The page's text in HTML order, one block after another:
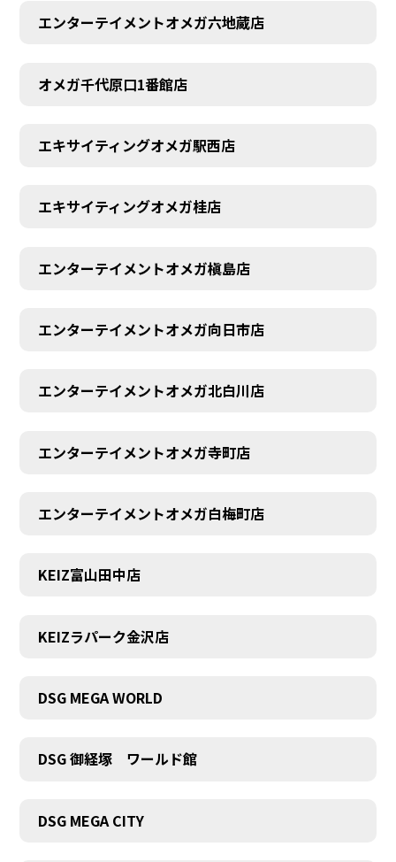
エンターテイメントオメガ六地蔵店
オメガ千代原口1番館店
エキサイティングオメガ駅西店
エキサイティングオメガ桂店
エンターテイメントオメガ槇島店
エンターテイメントオメガ向日市店
エンターテイメントオメガ北白川店
エンターテイメントオメガ寺町店
エンターテイメントオメガ白梅町店
KEIZ富山田中店
KEIZラパーク金沢店
DSG MEGA WORLD
DSG 御経塚 ワールド館
DSG MEGA CITY